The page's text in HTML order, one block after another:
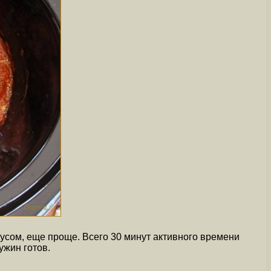
еще проще. Всего 30 минут активного времени
готов.